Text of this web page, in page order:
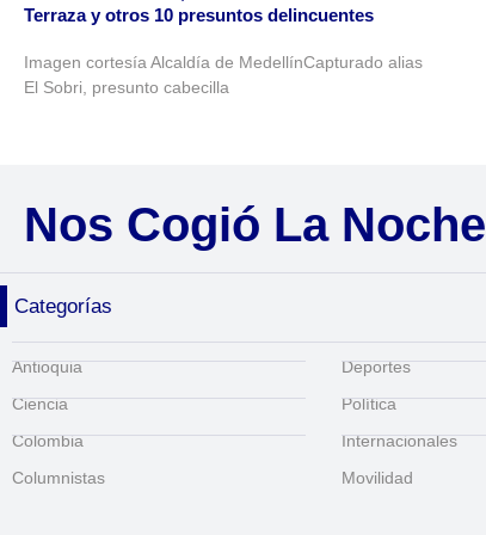
Terraza y otros 10 presuntos delincuentes
Imagen cortesía Alcaldía de MedellínCapturado alias
El Sobri, presunto cabecilla
Nos Cogió La Noche
Categorías
Antioquia
Ciencia
Colombia
Columnistas
Deportes
Política
Internacionales
Movilidad